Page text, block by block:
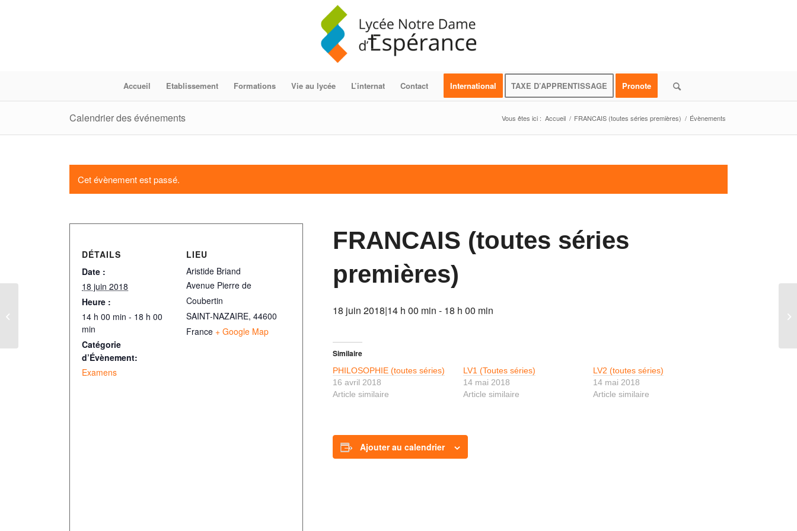
Accueil Etablissement Formations Vie au lycée L’internat Contact International TAXE D’APPRENTISSAGE Pronote
Calendrier des événements Vous êtes ici : Accueil / FRANCAIS (toutes séries premières) / Évènements
Cet évènement est passé.
FRANCAIS (toutes séries
premières)
18 juin 2018|14 h 00 min - 18 h 00 min
Similaire
PHILOSOPHIE (toutes séries)
16 avril 2018
Article similaire
LV1 (Toutes séries)
14 mai 2018
Article similaire
LV2 (toutes séries)
14 mai 2018
Article similaire
Ajouter au calendrier
DÉTAILS
Date :
18 juin 2018
Heure :
14 h 00 min - 18 h 00
min
Catégorie
d’Évènement:
Examens
LIEU
Aristide Briand
Avenue Pierre de
Coubertin
SAINT-NAZAIRE, 44600
France + Google Map
PHILOSOPHIE (toutes séries)